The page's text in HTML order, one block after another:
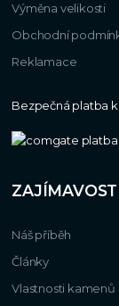
Výměna velikosti
Obchodní
Reklamace
Bezpečná platba
Náš příběh
Články
Vlastnosti kamenů